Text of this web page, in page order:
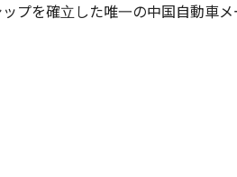
プを確立した唯一の中国自動車メ